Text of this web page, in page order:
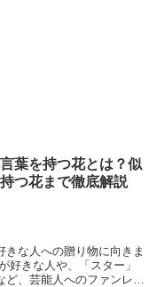
言葉を持つ花とは？似
つ花まで徹底解説
きな人への贈り物に向きま
好きな人や、「スター」
、芸能人へのファンレタ